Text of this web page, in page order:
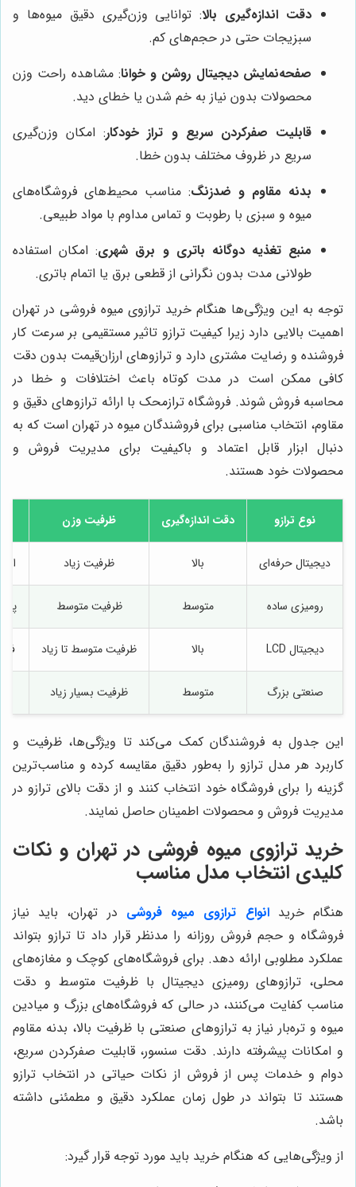
دقت اندازه‌گیری بالا: توانایی وزن‌گیری دقیق میوه‌ها و
سبزیجات حتی در حجم‌های کم.
صفحه‌نمایش دیجیتال روشن و خوانا: مشاهده راحت وزن
محصولات بدون نیاز به خم شدن یا خطای دید.
قابلیت صفرکردن سریع و تراز خودکار: امکان وزن‌گیری
سریع در ظروف مختلف بدون خطا.
بدنه مقاوم و ضدزنگ: مناسب محیط‌های فروشگاه‌های
میوه و سبزی با رطوبت و تماس مداوم با مواد طبیعی.
منبع تغذیه دوگانه باتری و برق شهری: امکان استفاده
طولانی مدت بدون نگرانی از قطعی برق یا اتمام باتری.
توجه به این ویژگی‌ها هنگام خرید ترازوی میوه فروشی در تهران
اهمیت بالایی دارد زیرا کیفیت ترازو تاثیر مستقیمی بر سرعت کار
فروشنده و رضایت مشتری دارد و ترازوهای ارزان‌قیمت بدون دقت
کافی ممکن است در مدت کوتاه باعث اختلافات و خطا در
محاسبه فروش شوند. فروشگاه ترازمحک با ارائه ترازوهای دقیق و
مقاوم، انتخاب مناسبی برای فروشندگان میوه در تهران است که به
دنبال ابزار قابل اعتماد و باکیفیت برای مدیریت فروش و
محصولات خود هستند.
نوع ترازو دقت اندازه‌گیری ظرفیت وزن
دیجیتال حرفه‌ای بالا ظرفیت زیاد
رومیزی ساده متوسط ظرفیت متوسط
دیجیتال LCD بالا ظرفیت متوسط تا زیاد
صنعتی بزرگ متوسط ظرفیت بسیار زیاد
این جدول به فروشندگان کمک می‌کند تا ویژگی‌ها، ظرفیت و
کاربرد هر مدل ترازو را به‌طور دقیق مقایسه کرده و مناسب‌ترین
گزینه را برای فروشگاه خود انتخاب کنند و از دقت بالای ترازو در
مدیریت فروش و محصولات اطمینان حاصل نمایند.
خرید ترازوی میوه فروشی در تهران و نکات
کلیدی انتخاب مدل مناسب
هنگام خرید انواع ترازوی میوه فروشی در تهران، باید نیاز
فروشگاه و حجم فروش روزانه را مدنظر قرار داد تا ترازو بتواند
عملکرد مطلوبی ارائه دهد. برای فروشگاه‌های کوچک و مغازه‌های
محلی، ترازوهای رومیزی دیجیتال با ظرفیت متوسط و دقت
مناسب کفایت می‌کنند، در حالی که فروشگاه‌های بزرگ و میادین
میوه و تره‌بار نیاز به ترازوهای صنعتی با ظرفیت بالا، بدنه مقاوم
و امکانات پیشرفته دارند. دقت سنسور، قابلیت صفرکردن سریع،
دوام و خدمات پس از فروش از نکات حیاتی در انتخاب ترازو
هستند تا بتواند در طول زمان عملکرد دقیق و مطمئنی داشته
باشد.
از ویژگی‌هایی که هنگام خرید باید مورد توجه قرار گیرد: